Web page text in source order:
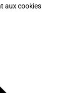
aux cookies